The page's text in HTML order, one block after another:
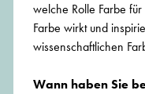
welche Rolle Farbe
Farbe wirkt und
wissenschaftlichen
Wann haben Sie